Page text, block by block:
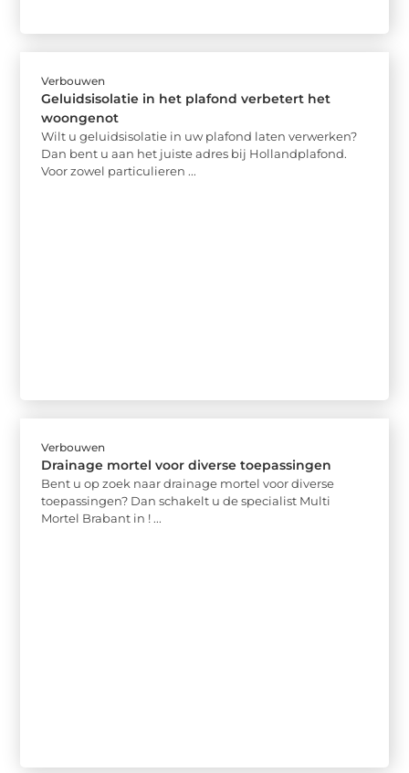
Verbouwen
Geluidsisolatie in het plafond verbetert het
woongenot
Wilt u geluidsisolatie in uw plafond laten verwerken?
Dan bent u aan het juiste adres bij Hollandplafond.
Voor zowel particulieren ...
Verbouwen
Drainage mortel voor diverse toepassingen
Bent u op zoek naar drainage mortel voor diverse
toepassingen? Dan schakelt u de specialist Multi
Mortel Brabant in ! ...